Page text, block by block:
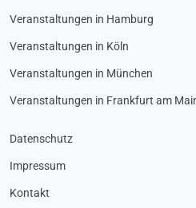
Veranstaltungen in Hamburg
Veranstaltungen in Köln
Veranstaltungen in München
Veranstaltungen in Frankfurt am
Datenschutz
Impressum
Kontakt